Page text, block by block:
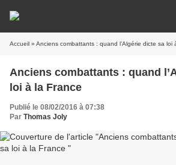
Accueil » Anciens combattants : quand l’Algérie dicte sa loi
Anciens combattants : quand
loi à la France
Publié le 08/02/2016 à 07:38
Par Thomas Joly